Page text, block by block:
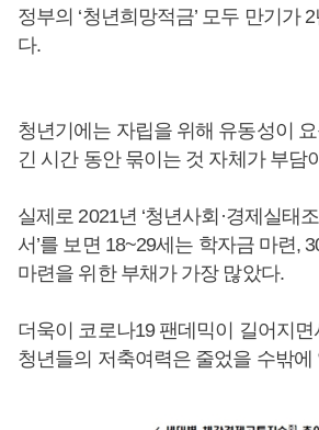
정부의 ‘청년희망적금’ 모두 만기가
다.
청년기에는 자립을 위해 유동성이 요
긴 시간 동안 묶이는 것 자체가 부담
실제로 2021년 ‘청년사회·경제실태
서’를 보면 18~29세는 학자금 마련,
마련을 위한 부채가 가장 많았다.
더욱이 코로나19 팬데믹이 길어지
청년들의 저축여력은 줄었을 수밖에